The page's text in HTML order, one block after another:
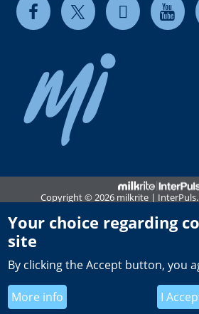
Copyright © 2026 milkrite |
Privacy and Cookie
Terms & Conditions of
UK Tax Strategy
Your choice regarding
site
By clicking the Accept button, you
More info I